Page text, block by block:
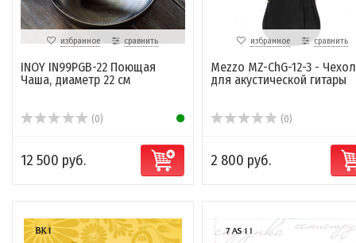
избранное сравнить
INOY IN99PGB-22 Поющая
Чаша, диаметр 22 см
(0)
12 500 руб.
избранное сравнить
Mezzo MZ-ChG-12-3 - Чехол
для акустической гитары
(0)
2 800 руб.